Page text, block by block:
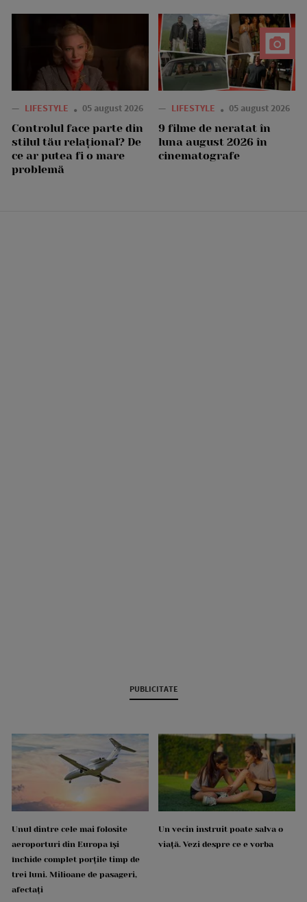
— LIFESTYLE 05 august 2026
Controlul face parte din
stilul tău relațional? De
ce ar putea fi o mare
problemă
— LIFESTYLE 05 august 2026
9 filme de neratat în
luna august 2026 în
cinematografe
PUBLICITATE
Unul dintre cele mai folosite
aeroporturi din Europa își
închide complet porțile timp de
trei luni. Milioane de pasageri,
afectați
Un vecin instruit poate salva o
viață. Vezi despre ce e vorba